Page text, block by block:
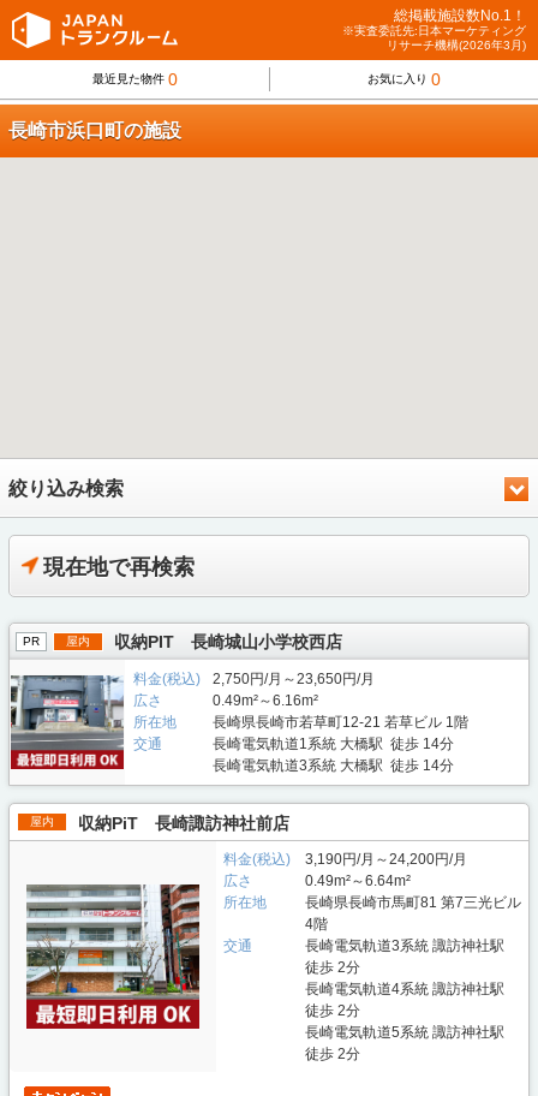
総掲載施設数No.1！
※実査委託先:日本マーケティング
リサーチ機構(2026年3月)
最近見た物件 0 お気に入り 0
長崎市浜口町の施設
絞り込み検索
現在地で再検索
PR 屋内 収納PIT 長崎城山小学校西店
料金(税込)
2,750円/月～23,650円/月
広さ
0.49m²～6.16m²
所在地
長崎県長崎市若草町12-21 若草ビル 1階
交通
長崎電気軌道1系統 大橋駅 徒歩 14分
長崎電気軌道3系統 大橋駅 徒歩 14分
屋内 収納PiT 長崎諏訪神社前店
料金(税込)
3,190円/月～24,200円/月
広さ
0.49m²～6.64m²
所在地
長崎県長崎市馬町81 第7三光ビル
4階
交通
長崎電気軌道3系統 諏訪神社駅
徒歩 2分
長崎電気軌道4系統 諏訪神社駅
徒歩 2分
長崎電気軌道5系統 諏訪神社駅
徒歩 2分